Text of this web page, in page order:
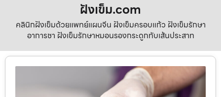
ฝังเข็ม.com
คลินิกฝังเข็มด้วยแพทย์แผนจีน ฝังเข็มครอบแก้ว ฝังเข็มรักษา
อาการชา ฝังเข็มรักษาหมอนรองกระดูกทับเส้นประสาท